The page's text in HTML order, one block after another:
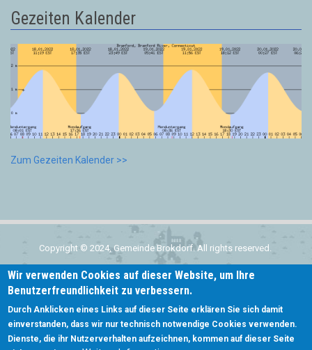
Gezeiten Kalender
Zum Gezeiten Kalender >>
Copyright © 2024, Gemeinde Brokdorf. All rights reserved.
Subfooter
menu
Home
Kontakt
Login
Wir verwenden Cookies auf dieser Website, um Ihre
Benutzerfreundlichkeit zu verbessern.
Durch Anklicken eines Links auf dieser Seite erklären Sie sich damit
einverstanden, dass wir nur technisch notwendige Cookies verwenden.
Dienste, die ihr Nutzerverhalten aufzeichnen, kommen auf dieser Seite